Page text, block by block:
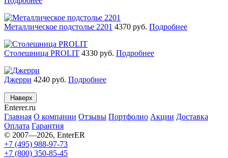
Металлическое подстолье 2201 4370 руб. Подробнее
Столешница PROLIT 4330 руб. Подробнее
Джерри 4240 руб. Подробнее
Наверх
Enterer.ru
Главная О компании Отзывы Портфолио Акции Доставка
Оплата Гарантия
© 2007—2026, EnterER
+7 (495) 988-97-73
+7 (800) 350-85-45